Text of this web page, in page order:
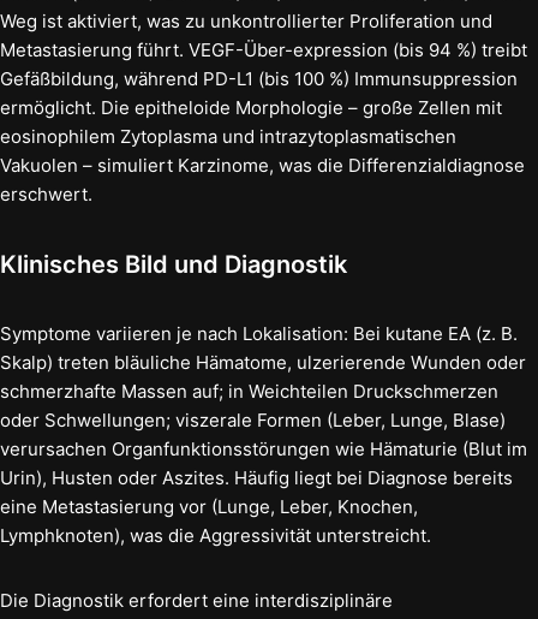
Weg ist aktiviert, was zu unkontrollierter Proliferation und
Metastasierung führt. VEGF-Über-expression (bis 94 %) treibt
Gefäßbildung, während PD-L1 (bis 100 %) Immunsuppression
ermöglicht. Die epitheloide Morphologie – große Zellen mit
eosinophilem Zytoplasma und intrazytoplasmatischen
Vakuolen – simuliert Karzinome, was die Differenzialdiagnose
erschwert.
Klinisches Bild und Diagnostik
Symptome variieren je nach Lokalisation: Bei kutane EA (z. B.
Skalp) treten bläuliche Hämatome, ulzerierende Wunden oder
schmerzhafte Massen auf; in Weichteilen Druckschmerzen
oder Schwellungen; viszerale Formen (Leber, Lunge, Blase)
verursachen Organfunktionsstörungen wie Hämaturie (Blut im
Urin), Husten oder Aszites. Häufig liegt bei Diagnose bereits
eine Metastasierung vor (Lunge, Leber, Knochen,
Lymphknoten), was die Aggressivität unterstreicht.
Die Diagnostik erfordert eine interdisziplinäre